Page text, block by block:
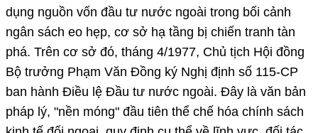
dụng nguồn vốn đầu tư nước ngoài trong bối cảnh
ngân sách eo hẹp, cơ sở hạ tầng bị chiến tranh tàn
phá. Trên cơ sở đó, tháng 4/1977, Chủ tịch Hội đồng
Bộ trưởng Phạm Văn Đồng ký Nghị định số 115-CP
ban hành Điều lệ Đầu tư nước ngoài. Đây là văn bản
pháp lý, "nền móng" đầu tiên thể chế hóa chính sách